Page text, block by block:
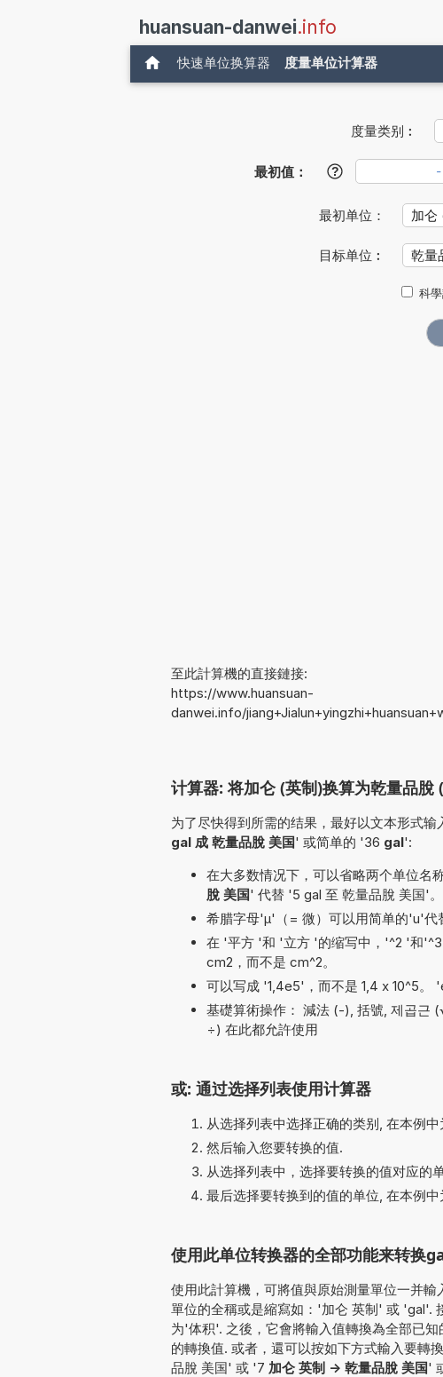
huansuan-danwei.info
快速单位换算器 度量单位计算器
度量类别︰
最初值： ?
最初单位：
目标单位︰
科
至此計算機的直接鏈接:
https://www.huansuan-
danwei.info/
计算器: 将加仑 (英制)换算为乾量品
为了尽快得到所需的结果，最好以文本形式
gal 成 乾量品脫 美国' 或简单的 '36 gal':
在大多数情况下，可以省略两个单位
脫 美国' 代替 '5 gal 至 乾量品脫 美国'。
希腊字母'µ'（= 微）可以用简单的'u'代
在 '平方 '和 '立方 '的缩写中，'^2 '和
cm2，而不是 cm^2。
可以写成 '1,4e5'，而不是 1,4 x 10^5。
基礎算術操作： 減法 (-), 括號, 제곱근
÷) 在此都允許使用
或: 通过选择列表使用计算器
从选择列表中选择正确的类别, 在本例中
然后输入您要转换的值.
从选择列表中，选择要转换的值对应的
最后选择要转换到的值的单位, 在本例中
使用此单位转换器的全部功能来转换
使用此計算機，可將值與原始測量單位一并
單位的全稱或是縮寫如：'加仑 英制' 或 'gal'.
为'体积'. 之後，它會將輸入值轉換為全部已
的轉換值. 或者，還可以按如下方式輸入要轉
品脫 美国' 或 '7 加仑 英制 -> 乾量品脫 美国'